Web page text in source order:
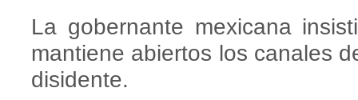
La gobernante mexicana
mantiene abiertos los canales
disidente.